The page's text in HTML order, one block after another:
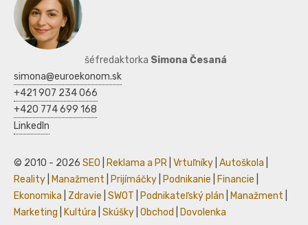
šéfredaktorka Simona Česaná
simona@euroekonom.sk
+421 907 234 066
+420 774 699 168
LinkedIn
© 2010 - 2026 SEO Reklama a PR Vrtuľníky Autoškola
Reality
Manažment Prijímáčky Podnikanie Financie
Ekonomika
Zdravie SWOT Podnikateľský plán Manažment
Marketing
Kultúra Skúšky Obchod Dovolenka